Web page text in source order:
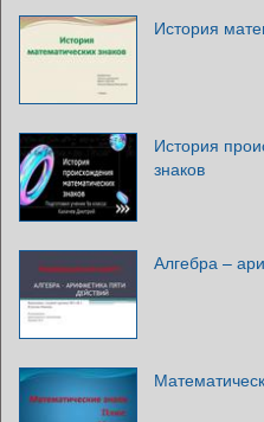
История
История
знаков
Алгебра –